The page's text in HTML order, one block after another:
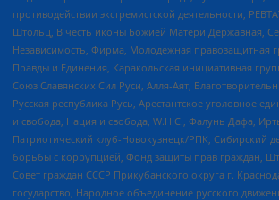
противодействии экстремистской деятельности,
Штольц, В честь иконы Божией Матери Державная,
Независимость, Фирма, Молодежная правозащитная
Правды и Единения, Каракольская инициативная
Союз Славянских Сил Руси, Алля-Аят,
Русская республика Русь, Арестантское уголовное
и свобода, Нация и свобода, W.H.С., Фалунь Дафа,
Патриотический клуб-Новокузнецк/РПК, Сибирский
борьбы с коррупцией, Фонд защиты прав граждан,
Совет граждан СССР Прикубанского округа г.
государство, Народное объединение русского